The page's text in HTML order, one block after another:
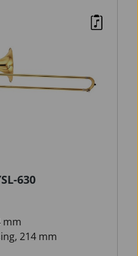
630
mm
214 mm